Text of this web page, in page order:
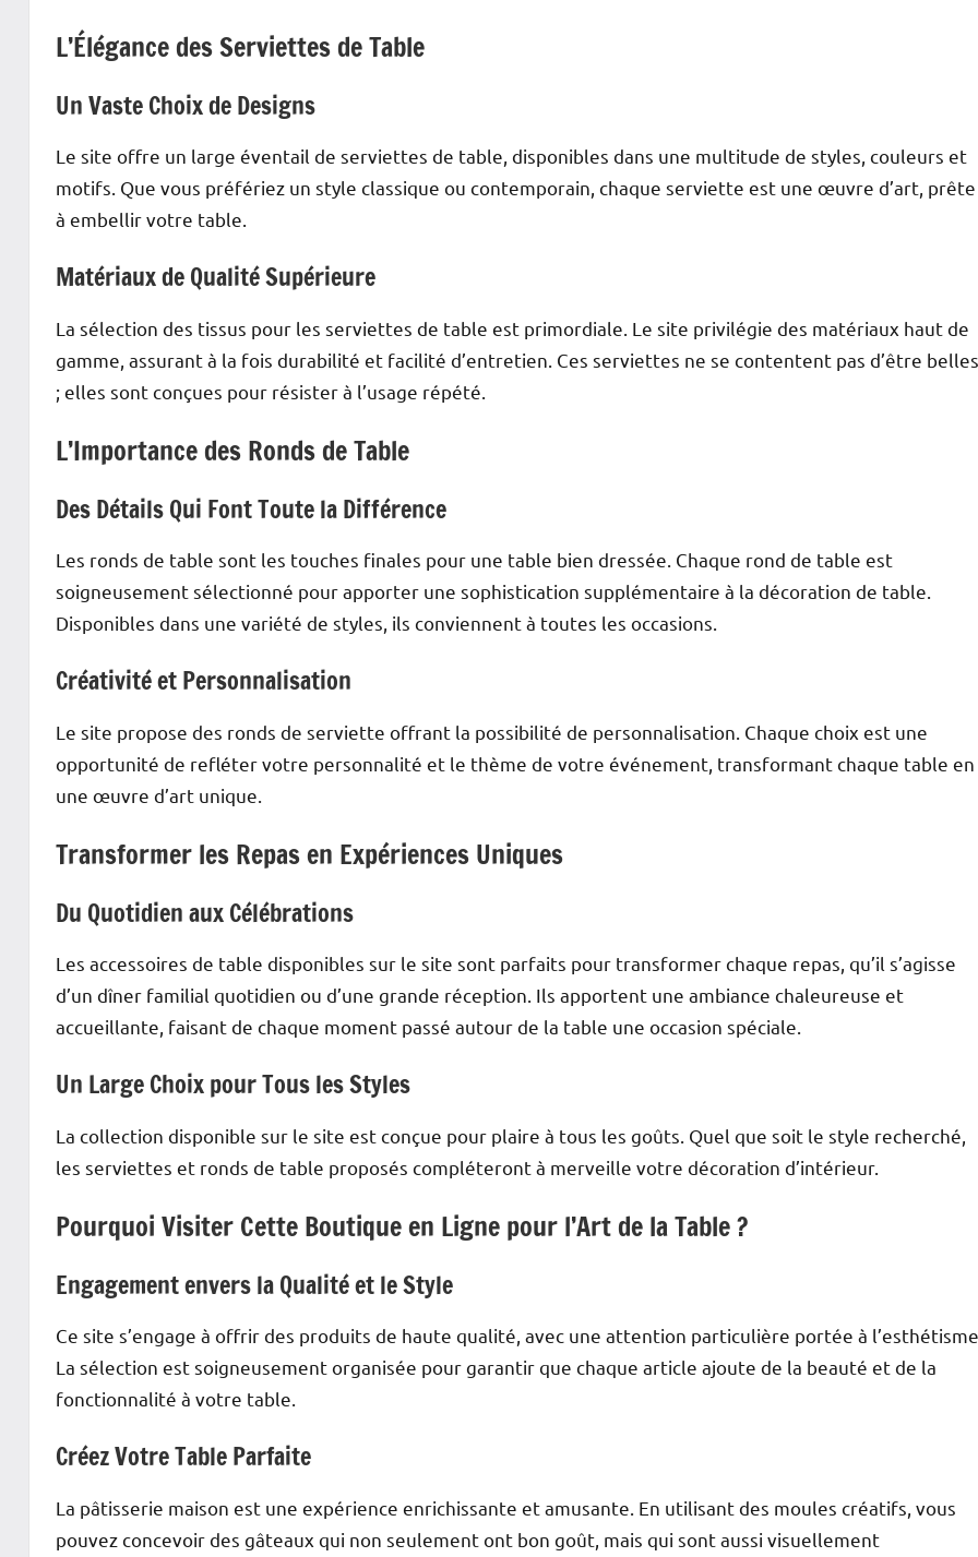
L’Élégance des Serviettes de Table
Un Vaste Choix de Designs
Le site offre un large éventail de serviettes de table, disponibles dans une multitude de styles, couleurs et
motifs. Que vous préfériez un style classique ou contemporain, chaque serviette est une œuvre d’art, prête
à embellir votre table.
Matériaux de Qualité Supérieure
La sélection des tissus pour les serviettes de table est primordiale. Le site privilégie des matériaux haut de
gamme, assurant à la fois durabilité et facilité d’entretien. Ces serviettes ne se contentent pas d’être belles
; elles sont conçues pour résister à l’usage répété.
L’Importance des Ronds de Table
Des Détails Qui Font Toute la Différence
Les ronds de table sont les touches finales pour une table bien dressée. Chaque rond de table est
soigneusement sélectionné pour apporter une sophistication supplémentaire à la décoration de table.
Disponibles dans une variété de styles, ils conviennent à toutes les occasions.
Créativité et Personnalisation
Le site propose des ronds de serviette offrant la possibilité de personnalisation. Chaque choix est une
opportunité de refléter votre personnalité et le thème de votre événement, transformant chaque table en
une œuvre d’art unique.
Transformer les Repas en Expériences Uniques
Du Quotidien aux Célébrations
Les accessoires de table disponibles sur le site sont parfaits pour transformer chaque repas, qu’il s’agisse
d’un dîner familial quotidien ou d’une grande réception. Ils apportent une ambiance chaleureuse et
accueillante, faisant de chaque moment passé autour de la table une occasion spéciale.
Un Large Choix pour Tous les Styles
La collection disponible sur le site est conçue pour plaire à tous les goûts. Quel que soit le style recherché,
les serviettes et ronds de table proposés compléteront à merveille votre décoration d’intérieur.
Pourquoi Visiter Cette Boutique en Ligne pour l’Art de la Table ?
Engagement envers la Qualité et le Style
Ce site s’engage à offrir des produits de haute qualité, avec une attention particulière portée à
La sélection est soigneusement organisée pour garantir que chaque article ajoute de la beauté et de la
fonctionnalité à votre table.
Créez Votre Table Parfaite
La pâtisserie maison est une expérience enrichissante et amusante. En utilisant des moules créatifs, vous
pouvez concevoir des gâteaux qui non seulement ont bon goût, mais qui sont aussi visuellement